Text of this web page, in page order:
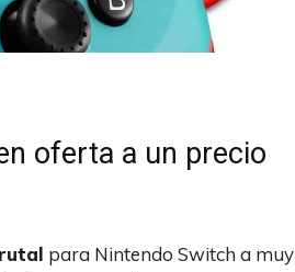
oferta a un precio
para Nintendo Switch a muy